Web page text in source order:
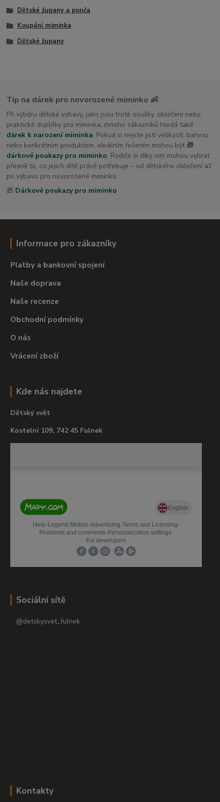
Dětské župany a ponča
Koupání miminka
Dětské župany
Tip na dárek pro novorozené miminko 👶
Při výběru dětské výbavy, jako jsou froté osušky, oblečení nebo
praktické doplňky pro miminka, mnoho zákazníků hledá také
dárek k narození miminka. Pokud si nejste jistí velikostí, barvou
nebo konkrétním produktem, ideálním řešením mohou být 🎁
dárkové poukazy pro miminko. Rodiče si díky nim mohou vybrat
přesně to, co jejich dítě právě potřebuje – od dětského oblečení až
po výbavu pro novorozené miminko.
🎁 Dárkové poukazy pro miminko
Informace pro zákazníky
Platby a bankovní spojení
Naše doprava
Naše recenze
Obchodní podmínky
O nás
Vrácení zboží
Kde nás najdete
Dětský svět
Kostelní 109, 742 45 Fulnek
Sociální sítě
@detskysvet_fulnek
Kontakty